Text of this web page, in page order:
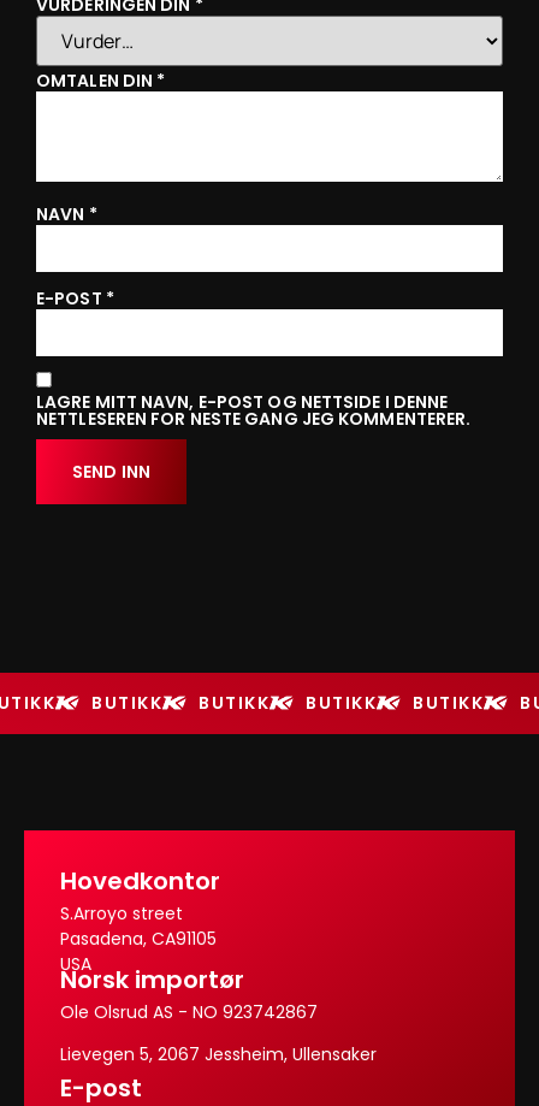
VURDERINGEN DIN *
OMTALEN DIN *
NAVN *
E-POST *
LAGRE MITT NAVN, E-POST OG NETTSIDE I DENNE
NETTLESEREN FOR NESTE GANG JEG KOMMENTERER.
BUTIKK BUTIKK BUTIKK BUTIKK
Hovedkontor
S.Arroyo street
Pasadena, CA91105
USA
Norsk importør
Ole Olsrud AS - NO 923742867
Lievegen 5, 2067 Jessheim, Ullensaker
E-post